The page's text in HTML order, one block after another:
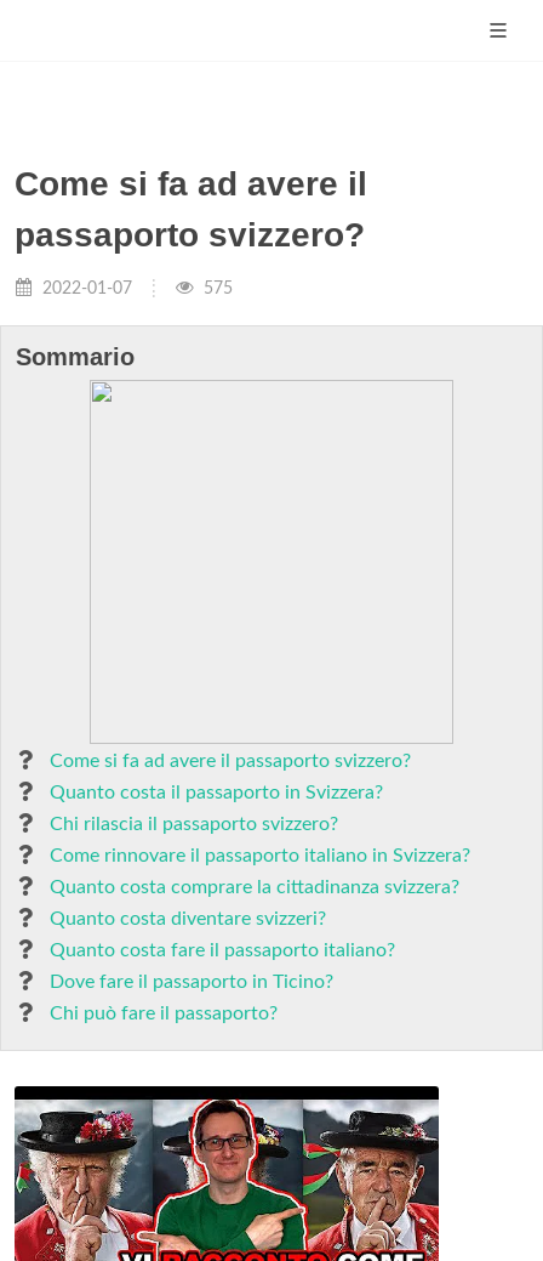
Come si fa ad avere il
passaporto svizzero?
2022-01-07 575
Sommario
Come si fa ad avere il passaporto svizzero?
Quanto costa il passaporto in Svizzera?
Chi rilascia il passaporto svizzero?
Come rinnovare il passaporto italiano in Svizzera?
Quanto costa comprare la cittadinanza svizzera?
Quanto costa diventare svizzeri?
Quanto costa fare il passaporto italiano?
Dove fare il passaporto in Ticino?
Chi può fare il passaporto?